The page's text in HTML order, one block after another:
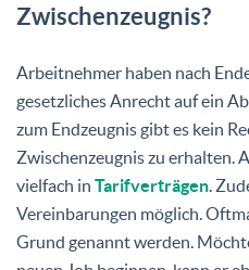
Zwischenzeugnis?
Arbeitnehmer haben nach
gesetzliches Anrecht auf ein
zum Endzeugnis gibt es kein
Zwischenzeugnis zu erhalten.
vielfach in Tarifverträgen.
Vereinbarungen möglich.
Grund genannt werden.